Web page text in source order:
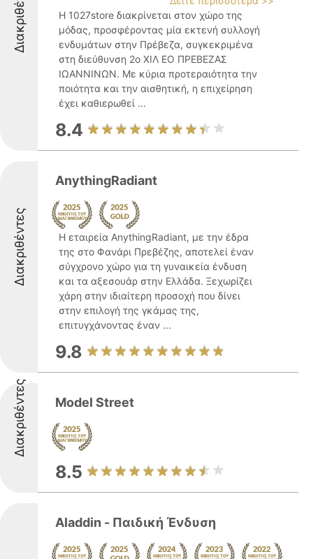
Η 1027store διακρίνεται στον χώρο της
μόδας, προσφέροντας μία εκτενή συλλογή
ενδυμάτων στην Πρέβεζα, συγκεκριμένα
στη διεύθυνση 2ο ΧΙΛ ΕΟ ΠΡΕΒΕΖΑΣ
ΙΩΑΝΝΙΝΩΝ. Με κύρια προτεραιότητα την
ποιότητα και την αισθητική, η επιχείρηση
έχει καθιερωθεί ...
8.4
Διακριθέντες
AnythingRadiant
Η εταιρεία AnythingRadiant, με την έδρα
της στο Φανάρι Πρεβέζης, αποτελεί έναν
σύγχρονο χώρο για τη γυναικεία ένδυση
και τα αξεσουάρ στην Ελλάδα. Ξεχωρίζει
χάρη στην ιδιαίτερη προσοχή που δίνει
στην επιλογή της γκάμας της,
επιτυγχάνοντας έναν ...
9.8
Διακριθέντες Model Street
8.5
Aladdin - Παιδική Ένδυση